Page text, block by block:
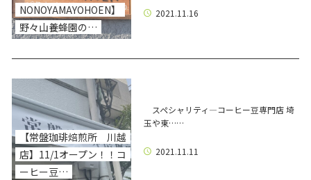
NONOYAMAYOHOEN】
野々山養蜂園の…
2021.11.16
【常盤珈琲焙煎所 川越
店】11/1オープン！！コ
ーヒー豆…
スペシャリティ―コーヒー豆専門店 埼
玉や東……
2021.11.11